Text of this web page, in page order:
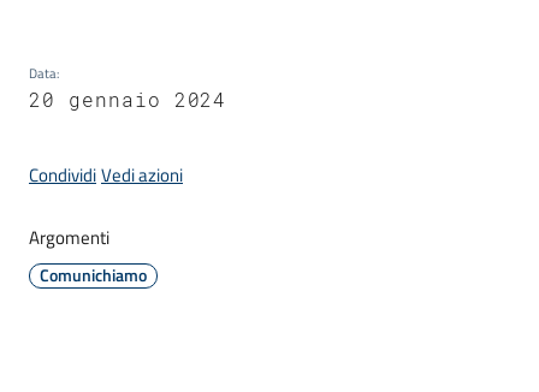
Vivere
il
C
Data:
20 gennaio 2024
CondividiVedi azioni
Argomenti
Comunichiamo